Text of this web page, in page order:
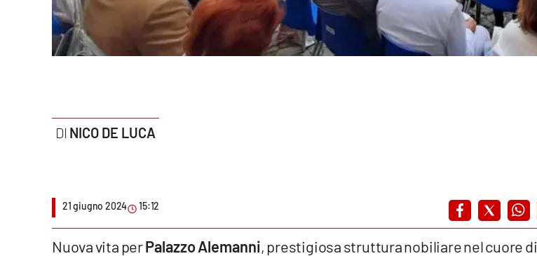
Parchi Marini Calabria
Imprese Di Calabria
NICO DE LUCA
21 giugno 2024 15:12
Nuova vita perPalazzo Alemanni, prestigiosa struttura nobiliare nel cuore di